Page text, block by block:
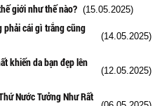
giới như thế nào? (15.05.2025)
phải cái gì trắng cũng
(14.05.2025)
khiến da bạn đẹp lên
(12.05.2025)
Nước Tưởng Như Rất